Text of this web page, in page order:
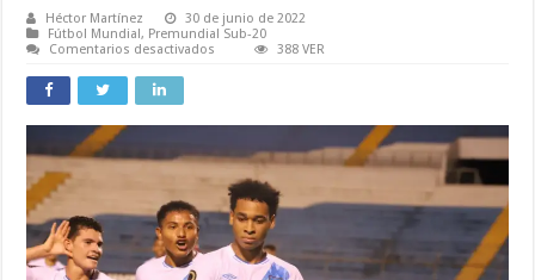
Héctor Martínez
30 de junio de 2022
Fútbol Mundial, Premundial Sub-20
Comentarios desactivados
Sub
388 VER